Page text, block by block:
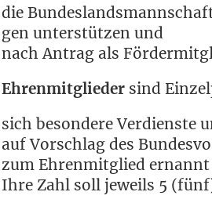
die
gen unter­stüt­zen und
nach Antrag als
Ehren­mit­glie­der sind
sich beson­de­re Ver­diens­te
auf Vor­schlag des
zum Ehren­mit­glied ernannt
Ihre Zahl soll jeweils 5